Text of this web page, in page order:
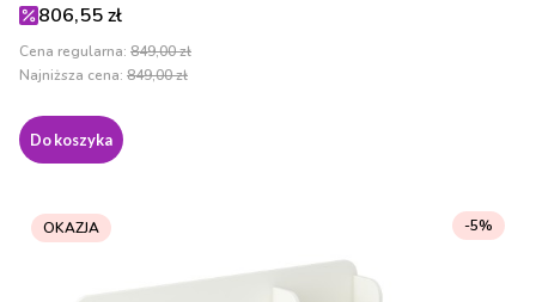
Cena promocyjna
806,55 zł
Cena regularna: 849,00 zł
Najniższa cena: 849,00 zł
Do koszyka
OKAZJA -5%